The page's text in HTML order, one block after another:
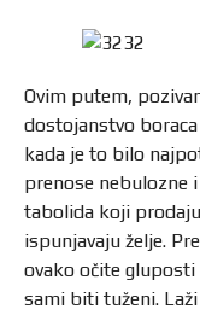
Ovim putem,
dostojanstvo boraca
kada je to bilo
prenose nebulozne
tabolida koji
ispunjavaju želje.
ovako očite gluposti
sami biti tuženi.